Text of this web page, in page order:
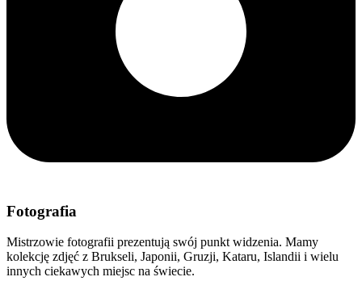
Fotografia
Mistrzowie fotografii prezentują swój punkt widzenia. Mamy
kolekcję zdjęć z Brukseli, Japonii, Gruzji, Kataru, Islandii i wielu
innych ciekawych miejsc na świecie.